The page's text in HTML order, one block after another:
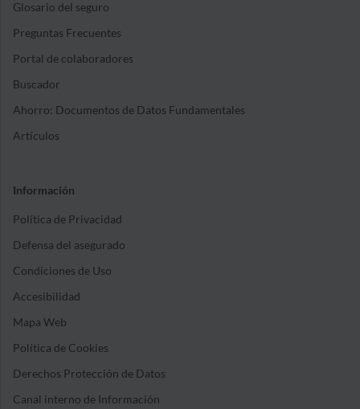
Glosario del seguro
Preguntas Frecuentes
Portal de colaboradores
Buscador
Ahorro: Documentos de Datos Fundamentales
Artículos
Información
Política de Privacidad
Defensa del asegurado
Condiciones de Uso
Accesibilidad
Mapa Web
Política de Cookies
Derechos Protección de Datos
Canal interno de Información